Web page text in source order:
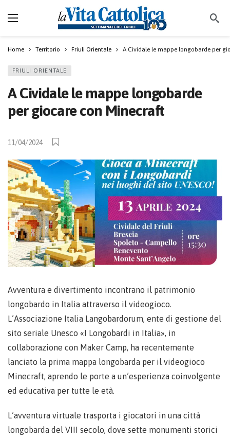
Home Territorio Friuli Orientale A Cividale le mappe longobarde per
FRIULI ORIENTALE
A Cividale le mappe longobarde
per giocare con Minecraft
11/04/2024
Avventura e divertimento incontrano il patrimonio
longobardo in Italia attraverso il videogioco.
L’Associazione Italia Langobardorum, ente di gestione del
sito seriale Unesco «I Longobardi in Italia», in
collaborazione con Maker Camp, ha recentemente
lanciato la prima mappa longobarda per il videogioco
Minecraft, aprendo le porte a un’esperienza coinvolgente
ed educativa per tutte le età.
L’avventura virtuale trasporta i giocatori in una città
longobarda del VIII secolo, dove sette monumenti storici